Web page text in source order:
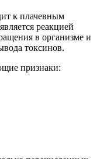
к плачевным
реакцией
в организме и
токсинов.
признаки: